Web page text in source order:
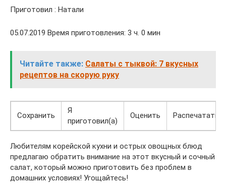
Приготовил : Натали
05.07.2019 Время приготовления: 3 ч. 0 мин
Читайте также: Салаты с тыквой: 7 вкусных
рецептов на скорую руку
Сохранить
Я
приготовил(а)
Оценить Распечатать
Любителям корейской кухни и острых овощных блюд
предлагаю обратить внимание на этот вкусный и сочный
салат, который можно приготовить без проблем в
домашних условиях! Угощайтесь!